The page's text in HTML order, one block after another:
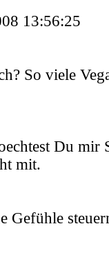
13:56:25
So viele
Du mir
mit.
Gefühle